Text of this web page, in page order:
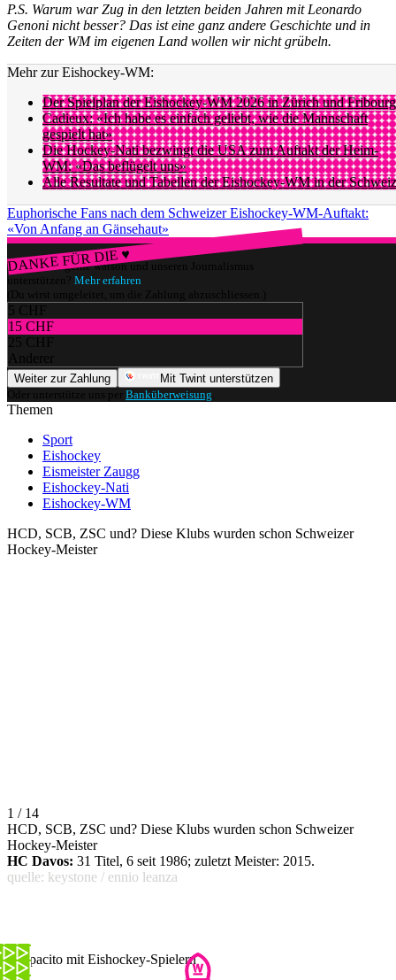
P.S. Warum war Zug in den letzten beiden Jahren mit Leonardo
Genoni nicht besser? Das ist eine ganz andere Geschichte und in
Zeiten der WM im eigenen Land wollen wir nicht grübeln.
Mehr zur Eishockey-WM:
Der Spielplan der Eishockey-WM 2026 in Zürich und Fribourg
Cadieux: «Ich habe es einfach geliebt, wie die Mannschaft
gespielt hat»
Die Hockey-Nati bezwingt die USA zum Auftakt der Heim-
WM: «Das beflügelt uns»
Alle Resultate und Tabellen der Eishockey-WM in der Schweiz
Euphorische Fans nach dem Schweizer Eishockey-WM-Auftakt:
«Von Anfang an Gänsehaut»
DANKE FÜR DIE ♥
Würdest du gerne watson und unseren Journalismus
unterstützen? Mehr erfahren
(Du wirst umgeleitet, um die Zahlung abzuschliessen.)
5 CHF
15 CHF
25 CHF
Anderer
Weiter zur Zahlung
Mit Twint unterstützen
Oder unterstütze uns per Banküberweisung
Themen
Sport
Eishockey
Eismeister Zaugg
Eishockey-Nati
Eishockey-WM
HCD, SCB, ZSC und? Diese Klubs wurden schon Schweizer
Hockey-Meister
1 / 14
HCD, SCB, ZSC und? Diese Klubs wurden schon Schweizer
Hockey-Meister
HC Davos: 31 Titel, 6 seit 1986; zuletzt Meister: 2015.
quelle: keystone / ennio leanza
Despacito mit Eishockey-Spielern